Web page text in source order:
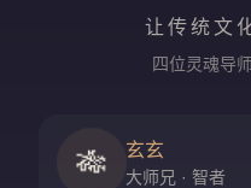
让传统文
四位灵魂导
🎋 玄玄
大师兄 · 智者